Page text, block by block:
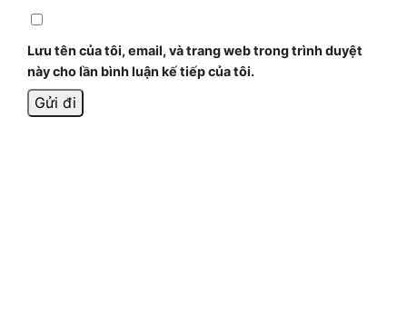
Lưu tên của tôi, email, và trang web trong trình duyệt
này cho lần bình luận kế tiếp của tôi.